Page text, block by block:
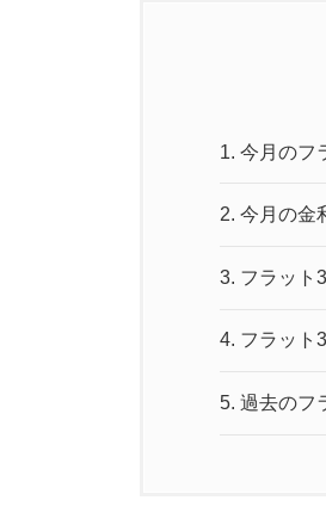
1. 今月のフ
2. 今月の金
3. フラット
4. フラット
5. 過去のフ